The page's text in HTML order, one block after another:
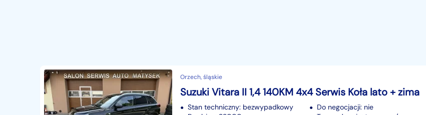
Orzech, śląskie
Suzuki Vitara II 1,4 140KM 4x4 Serwis Koła lato + zima
Stan techniczny: bezwypadkowy
Do negocjacji: nie